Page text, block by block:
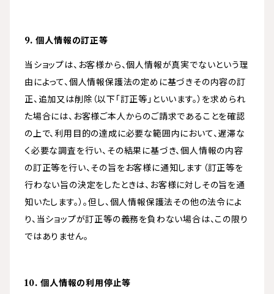
9. 個人情報の訂正等
当ショップは、お客様から、個人情報が真実でないという理
由によって、個人情報保護法の定めに基づきその内容の訂
正、追加又は削除（以下「訂正等」といいます。）を求められ
た場合には、お客様ご本人からのご請求であることを確認
の上で、利用目的の達成に必要な範囲内において、遅滞な
く必要な調査を行い、その結果に基づき、個人情報の内容
の訂正等を行い、その旨をお客様に通知します（訂正等を
行わない旨の決定をしたときは、お客様に対しその旨を通
知いたします。）。但し、個人情報保護法その他の法令によ
り、当ショップが訂正等の義務を負わない場合は、この限り
ではありません。
10. 個人情報の利用停止等